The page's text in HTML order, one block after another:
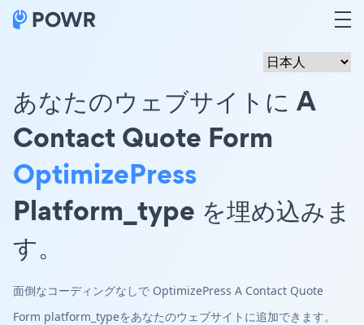
あなたのウェブサイトに A
Contact Quote Form
OptimizePress
Platform_type を埋め込みま
す。
面倒なコーディングなしで OptimizePress A Contact Quote
Form platform_typeをあなたのウェブサイトに追加できます。